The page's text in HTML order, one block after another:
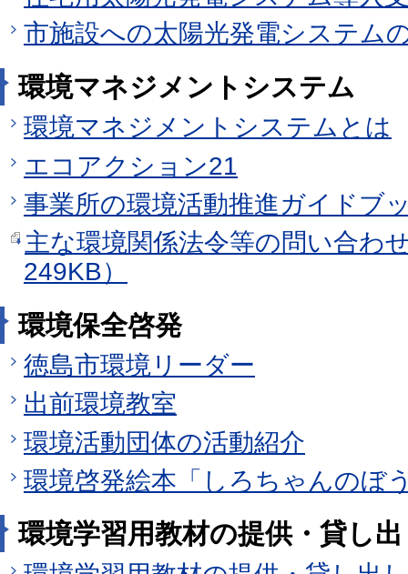
市施設への太陽光発電システム
環境マネジメントシステム
環境マネジメントシステムとは
エコアクション21
事業所の環境活動推進ガイドブ
主な環境関係法令等の問い合わ
249KB）
環境保全啓発
徳島市環境リーダー
出前環境教室
環境活動団体の活動紹介
環境啓発絵本「しろちゃんのぼ
環境学習用教材の提供・貸し